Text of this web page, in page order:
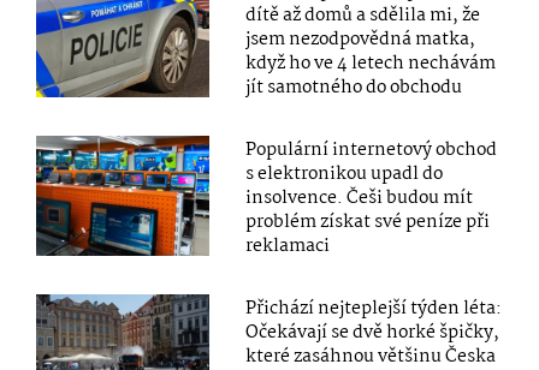
dítě až domů a sdělila mi, že
jsem nezodpovědná matka,
když ho ve 4 letech nechávám
jít samotného do obchodu
Populární internetový obchod
s elektronikou upadl do
insolvence. Češi budou mít
problém získat své peníze při
reklamaci
Přichází nejteplejší týden léta:
Očekávají se dvě horké špičky,
které zasáhnou většinu Česka